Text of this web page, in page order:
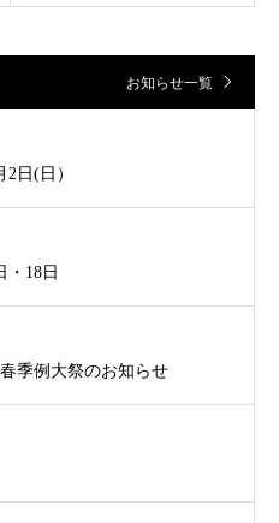
お知らせ一覧
日(日）
18日
季例大祭のお知らせ